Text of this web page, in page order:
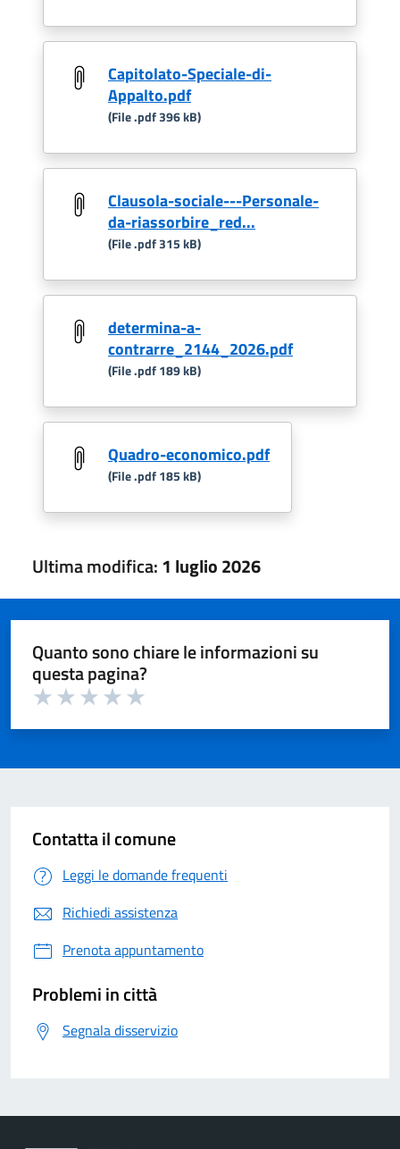
Capitolato-Speciale-di-
Appalto.pdf
(File .pdf 396 kB)
Clausola-sociale---Personale-
da-riassorbire_red...
(File .pdf 315 kB)
determina-a-
contrarre_2144_2026.pdf
(File .pdf 189 kB)
Quadro-economico.pdf
(File .pdf 185 kB)
Ultima modifica:1 luglio 2026
Quanto sono chiare le informazioni su
questa pagina?
Contatta il comune
Leggi le domande frequenti
Richiedi assistenza
Prenota appuntamento
Problemi in città
Segnala disservizio